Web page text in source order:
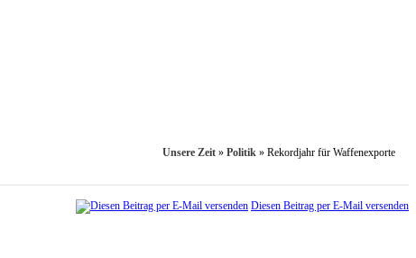
Unsere Zeit » Politik » Rekordjahr für ­Waffenexporte
Diesen Beitrag per E-Mail versenden